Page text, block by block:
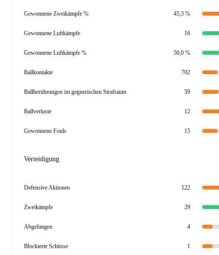
Gewonnene Zweikämpfe % 45,3 %
Gewonnene Luftkämpfe 16
Gewonnene Luftkämpfe % 50,0 %
Ballkontakte 702
Ballberührungen im gegnerischen Strafraum 59
Ballverluste 12
Gewonnene Fouls 15
Verteidigung
Defensive Aktionen 122
Zweikämpfe 29
Abgefangen 4
Blockierte Schüsse 1